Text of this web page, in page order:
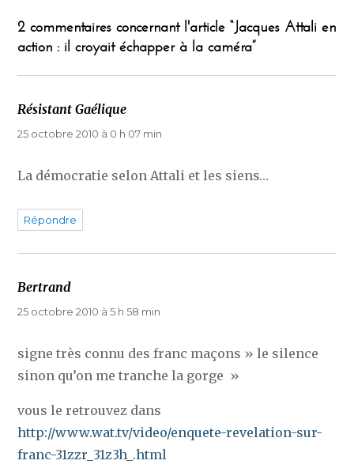
2 commentaires concernant l'article “Jacques Attali en
action : il croyait échapper à la caméra”
Résistant Gaélique
25 octobre 2010 à 0 h 07 min
La démocratie selon Attali et les siens…
Répondre
Bertrand
25 octobre 2010 à 5 h 58 min
signe très connu des franc maçons » le silence
sinon qu’on me tranche la gorge »
vous le retrouvez dans
http://www.wat.tv/video/enquete-revelation-sur-
franc-31zzr_31z3h_.html